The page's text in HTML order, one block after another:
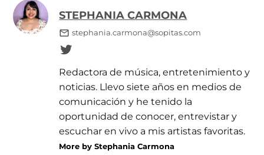
STEPHANIA CARMONA
stephania.carmona@sopitas.com
Redactora de música, entretenimiento y
noticias. Llevo siete años en medios de
comunicación y he tenido la
oportunidad de conocer, entrevistar y
escuchar en vivo a mis artistas favoritas.
More by Stephania Carmona